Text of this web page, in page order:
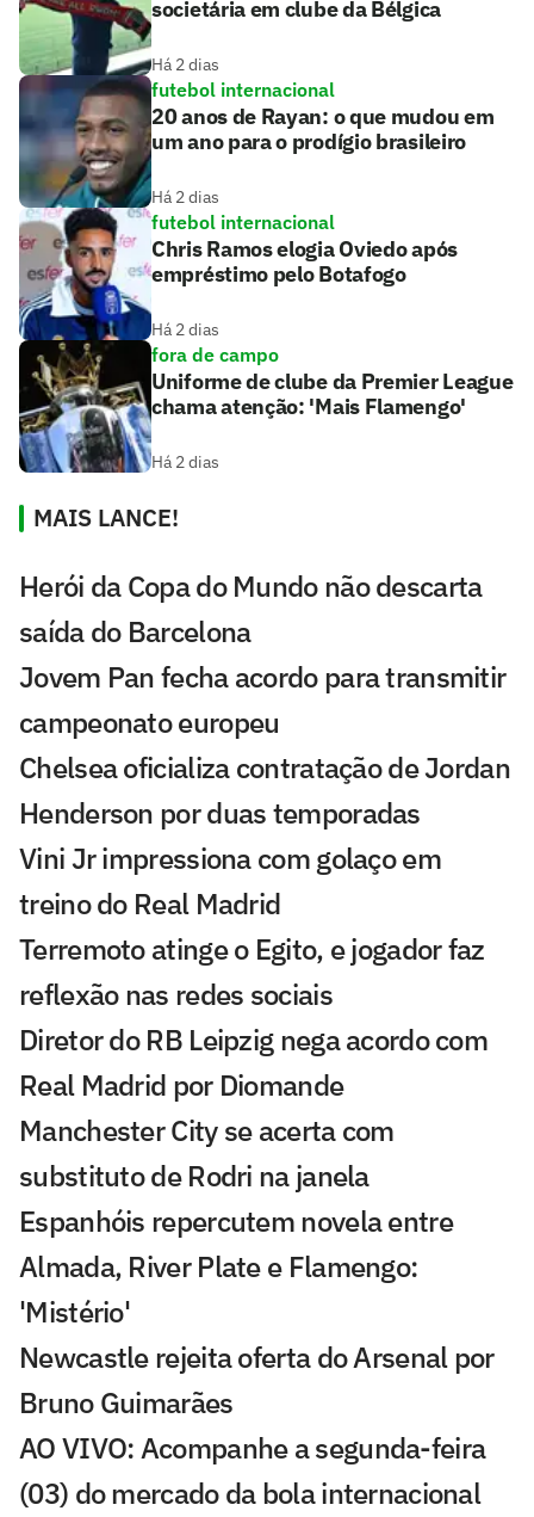
societária em clube da Bélgica
Há 2 dias
futebol internacional
20 anos de Rayan: o que mudou em
um ano para o prodígio brasileiro
Há 2 dias
futebol internacional
Chris Ramos elogia Oviedo após
empréstimo pelo Botafogo
Há 2 dias
fora de campo
Uniforme de clube da Premier League
chama atenção: 'Mais Flamengo'
Há 2 dias
MAIS LANCE!
Herói da Copa do Mundo não descarta
saída do Barcelona
Jovem Pan fecha acordo para transmitir
campeonato europeu
Chelsea oficializa contratação de Jordan
Henderson por duas temporadas
Vini Jr impressiona com golaço em
treino do Real Madrid
Terremoto atinge o Egito, e jogador faz
reflexão nas redes sociais
Diretor do RB Leipzig nega acordo com
Real Madrid por Diomande
Manchester City se acerta com
substituto de Rodri na janela
Espanhóis repercutem novela entre
Almada, River Plate e Flamengo:
'Mistério'
Newcastle rejeita oferta do Arsenal por
Bruno Guimarães
AO VIVO: Acompanhe a segunda-feira
(03) do mercado da bola internacional